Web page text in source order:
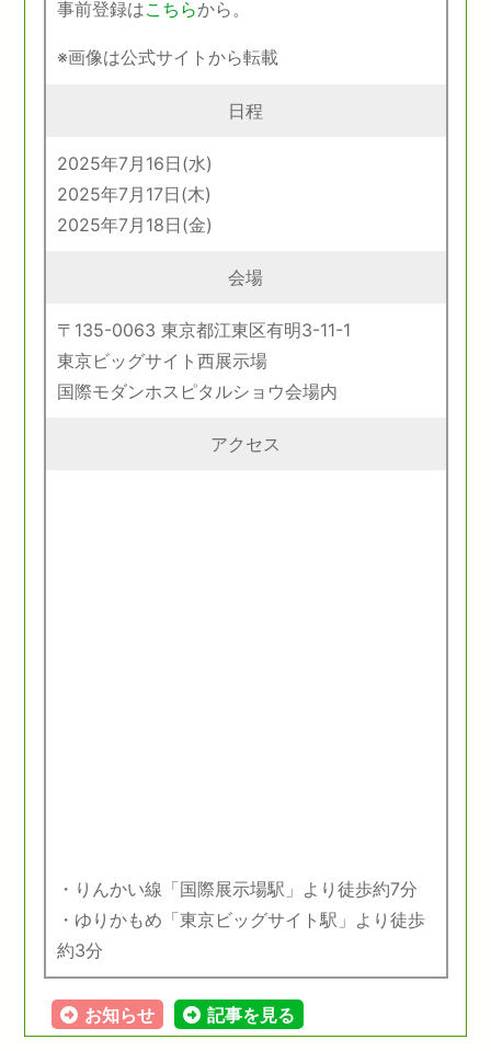
事前登録はこちらから。
※画像は公式サイトから転載
日程
2025年7月16日(水)
2025年7月17日(木)
2025年7月18日(金)
会場
〒135-0063 東京都江東区有明3-11-1
東京ビッグサイト西展示場
国際モダンホスピタルショウ会場内
アクセス
・りんかい線「国際展示場駅」より徒歩約7分
・ゆりかもめ「東京ビッグサイト駅」より徒歩
約3分
お知らせ 記事を見る